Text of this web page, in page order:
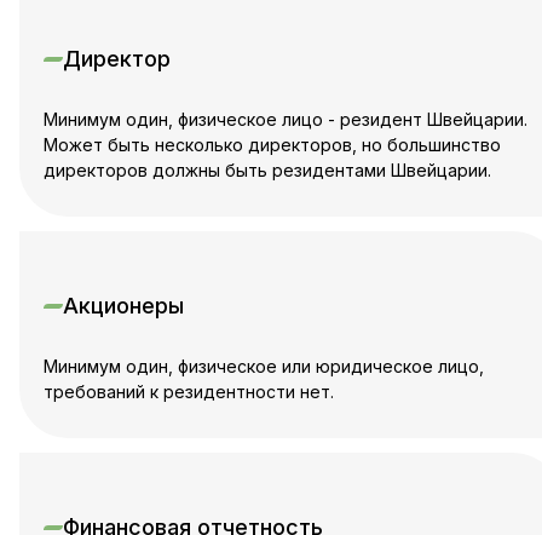
Директор
Минимум один, физическое лицо - резидент Швейцарии.
Может быть несколько директоров, но большинство
директоров должны быть резидентами Швейцарии.
Акционеры
Минимум один, физическое или юридическое лицо,
требований к резидентности нет.
Финансовая отчетность